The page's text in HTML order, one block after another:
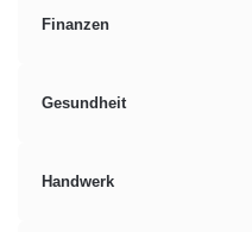
Finanzen
Gesundheit
Handwerk